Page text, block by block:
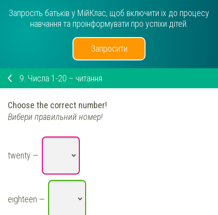
Запросіть батьків у МійКлас, щоб включити їх до процесу
навчання та проінформувати про успіхи дітей.
Запросити
9. Числа 1-20 – читання
Choose the correct number!
Вибери правильний номер!
twenty —
eighteen —